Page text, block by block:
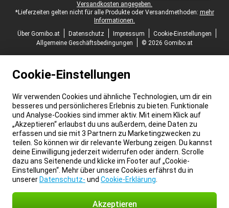
Versandkosten angegeben.
*Lieferzeiten gelten nicht für alle Produkte oder Versandmethoden: mehr
Informationen.
Über Gomibo.at
Datenschutz Impressum
Cookie-Einstellungen
Allgemeine Geschäftsbedingungen
© 2026 Gomibo.at
Cookie-Einstellungen
Wir verwenden Cookies und ähnliche Technologien, um dir ein
besseres und persönlicheres Erlebnis zu bieten. Funktionale
und Analyse-Cookies sind immer aktiv. Mit einem Klick auf
„Akzeptieren“ erlaubst du uns außerdem, deine Daten zu
erfassen und sie mit 3 Partnern zu Marketingzwecken zu
teilen. So können wir dir relevante Werbung zeigen. Du kannst
deine Einwilligung jederzeit widerrufen oder ändern. Scrolle
dazu ans Seitenende und klicke im Footer auf „Cookie-
Einstellungen“. Mehr über unsere Cookies erfährst du in
unserer Datenschutz- und Cookie-Erklärung
Akzeptieren